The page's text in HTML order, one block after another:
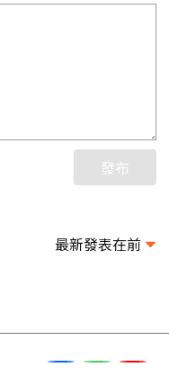
發布
最新發表在前